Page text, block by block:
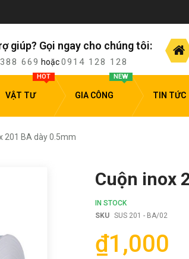
giúp? Gọi ngay cho chúng tôi:
669 hoặc0914 128 128
VẬT TƯ
HOT
GIA CÔNG
NEW
TIN TỨC
201 BA dày 0.5mm
Cuộn inox
IN STOCK
SKU SUS 201 - BA/02
₫1,000